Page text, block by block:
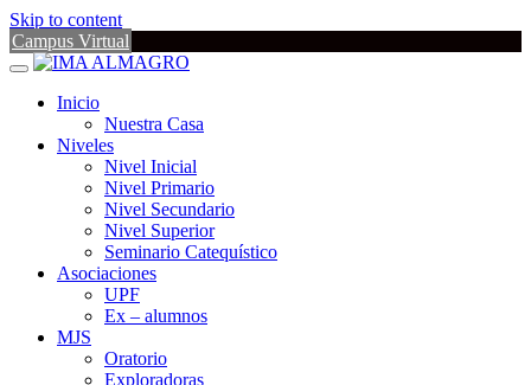
Skip to content
Campus Virtual
Inicio
Nuestra Casa
Niveles
Nivel Inicial
Nivel Primario
Nivel Secundario
Nivel Superior
Seminario Catequístico
Asociaciones
UPF
Ex – alumnos
MJS
Oratorio
Exploradoras